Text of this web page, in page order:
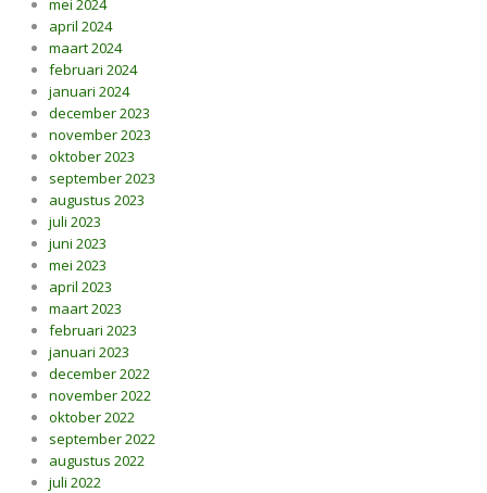
mei 2024
april 2024
maart 2024
februari 2024
januari 2024
december 2023
november 2023
oktober 2023
september 2023
augustus 2023
juli 2023
juni 2023
mei 2023
april 2023
maart 2023
februari 2023
januari 2023
december 2022
november 2022
oktober 2022
september 2022
augustus 2022
juli 2022